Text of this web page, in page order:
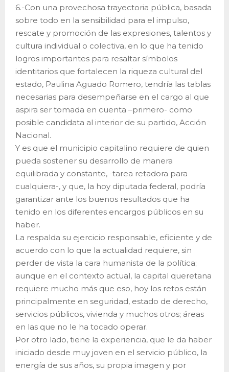
6.-Con una provechosa trayectoria pública, basada
sobre todo en la sensibilidad para el impulso,
rescate y promoción de las expresiones, talentos y
cultura individual o colectiva, en lo que ha tenido
logros importantes para resaltar símbolos
identitarios que fortalecen la riqueza cultural del
estado, Paulina Aguado Romero, tendría las tablas
necesarias para desempeñarse en el cargo al que
aspira ser tomada en cuenta –primero- como
posible candidata al interior de su partido, Acción
Nacional.
Y es que el municipio capitalino requiere de quien
pueda sostener su desarrollo de manera
equilibrada y constante, -tarea retadora para
cualquiera-, y que, la hoy diputada federal, podría
garantizar ante los buenos resultados que ha
tenido en los diferentes encargos públicos en su
haber.
La respalda su ejercicio responsable, eficiente y de
acuerdo con lo que la actualidad requiere, sin
perder de vista la cara humanista de la política;
aunque en el contexto actual, la capital queretana
requiere mucho más que eso, hoy los retos están
principalmente en seguridad, estado de derecho,
servicios públicos, vivienda y muchos otros; áreas
en las que no le ha tocado operar.
Por otro lado, tiene la experiencia, que le da haber
iniciado desde muy joven en el servicio público, la
energía de sus años, su propia imagen y por